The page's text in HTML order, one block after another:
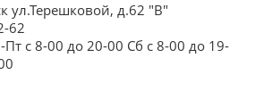
ул.Терешковой, д.62 "В"
62
с 8-00 до 20-00 Сб с 8-00 до 19-